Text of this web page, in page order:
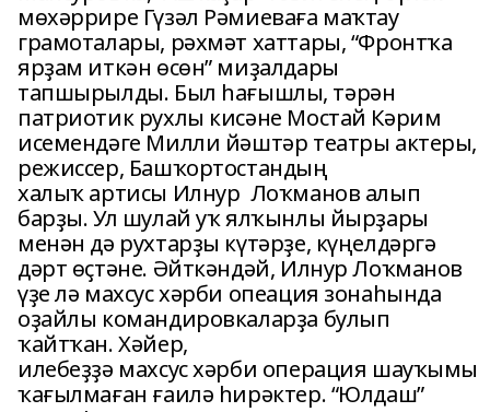
мөхәррире Гүзәл Рәмиеваға маҡтау
грамоталары, рәхмәт хаттары, “Фронтҡа
ярҙам иткән өсөн” миҙалдары
тапшырылды. Был һағышлы, тәрән
патриотик рухлы кисәне Мостай Кәрим
исемендәге Милли йәштәр театры актеры,
режиссер, Башҡортостандың
халыҡ артисы Илнур Лоҡманов алып
барҙы. Ул шулай уҡ ялҡынлы йырҙары
менән дә рухтарҙы күтәрҙе, күңелдәргә
дәрт өҫтәне. Әйткәндәй, Илнур Лоҡманов
үҙе лә махсус хәрби опеация зонаһында
оҙайлы командировкаларҙа булып
ҡайтҡан. Хәйер,
илебеҙҙә махсус хәрби операция шауҡымы
ҡағылмаған ғаилә һирәктер. “Юлдаш”